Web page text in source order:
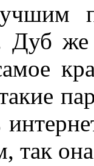
Дуб же